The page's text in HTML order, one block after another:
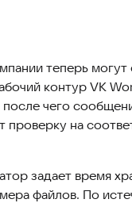
теперь
контур VK
чего
на
задает время
файлов. По